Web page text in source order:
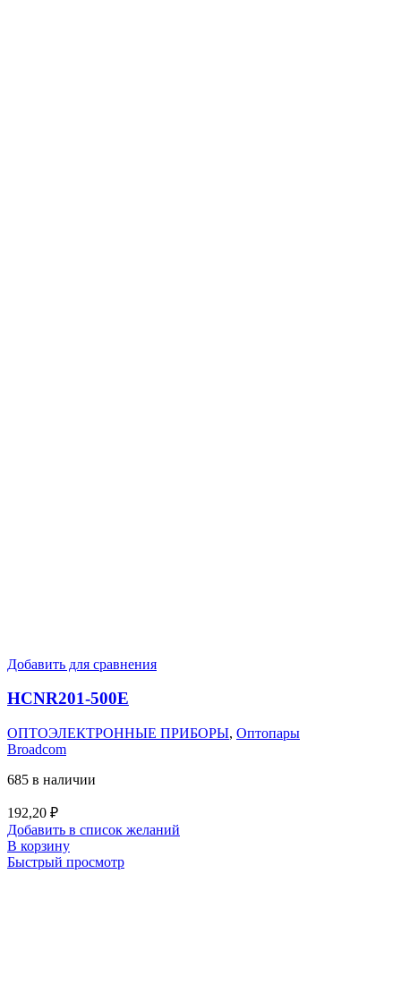
Добавить для сравнения
HCNR201-500E
ОПТОЭЛЕКТРОННЫЕ ПРИБОРЫ, Оптопары
Broadcom
685 в наличии
192,20 ₽
Добавить в список желаний
В корзину
Быстрый просмотр